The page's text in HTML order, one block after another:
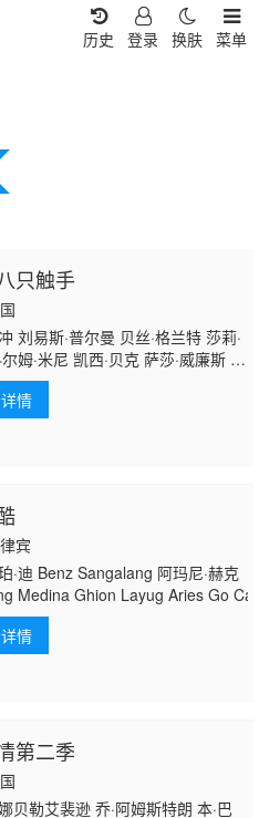
菜单
换肤
登录
历史
只触手
刘易斯·普尔曼 贝丝·格兰特 莎莉·
姆·米尼 凯西·贝克 萨莎·威廉斯 丹
赫弗恩 安东尼·哈里森 劳拉·哈里
·布莱克-德埃利亚 卡罗琳·亚代尔 唐
迈尔斯·马萨
情
宾
·迪 Benz Sangalang 阿玛尼·赫克
Medina Ghion Layug Aries Go
情
第二季
贝勒艾裴逊 乔·阿姆斯特朗 本·巴